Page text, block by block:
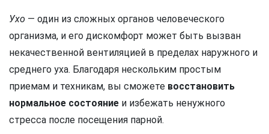
Ухо — один из сложных органов человеческого
организма, и его дискомфорт может быть вызван
некачественной вентиляцией в пределах наружного и
среднего уха. Благодаря нескольким простым
приемам и техникам, вы сможете восстановить
нормальное состояние и избежать ненужного
стресса после посещения парной.